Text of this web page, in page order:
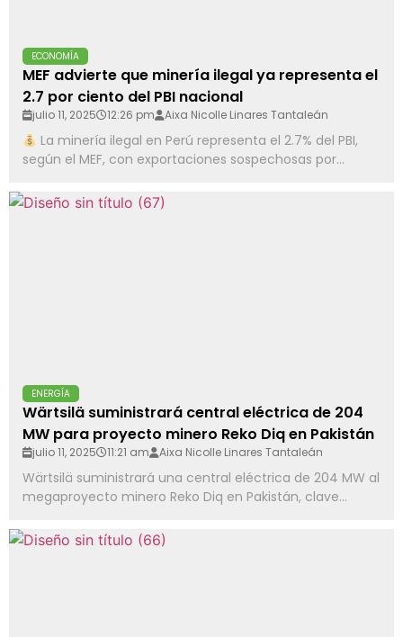
ECONOMÍA
MEF advierte que minería ilegal ya representa el
2.7 por ciento del PBI nacional
julio 11, 2025 12:26 pm Aixa Nicolle Linares Tantaleán
La minería ilegal en Perú representa el 2.7% del PBI,
según el MEF, con exportaciones sospechosas por...
ENERGÍA
Wärtsilä suministrará central eléctrica de 204
MW para proyecto minero Reko Diq en Pakistán
julio 11, 2025 11:21 am Aixa Nicolle Linares Tantaleán
Wärtsilä suministrará una central eléctrica de 204 MW al
megaproyecto minero Reko Diq en Pakistán, clave...